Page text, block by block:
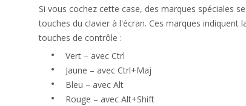
Si vous cochez cette case, des marques spéciales
touches du clavier à l'écran. Ces marques
touches de contrôle :
• Vert – avec Ctrl
• Jaune – avec Ctrl+Maj
• Bleu – avec Alt
• Rouge – avec Alt+Shift